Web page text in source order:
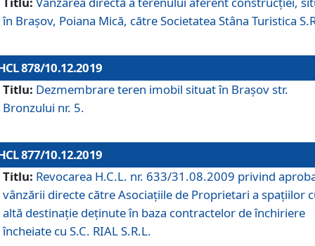
în Brașov, Poiana Mică, către Societatea Stâna Turistica
878/10.12.2019
Titlu: Dezmembrare teren imobil situat în Brașov str.
Bronzului nr. 5.
877/10.12.2019
Titlu: Revocarea H.C.L. nr. 633/31.08.2009 privind
vânzării directe către Asociațiile de Proprietari a spațiilor
altă destinație deținute în baza contractelor de închiriere
încheiate cu S.C. RIAL S.R.L.